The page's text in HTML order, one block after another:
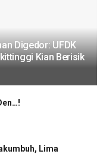
Digedor: UFDK
Kian Berisik
Lima